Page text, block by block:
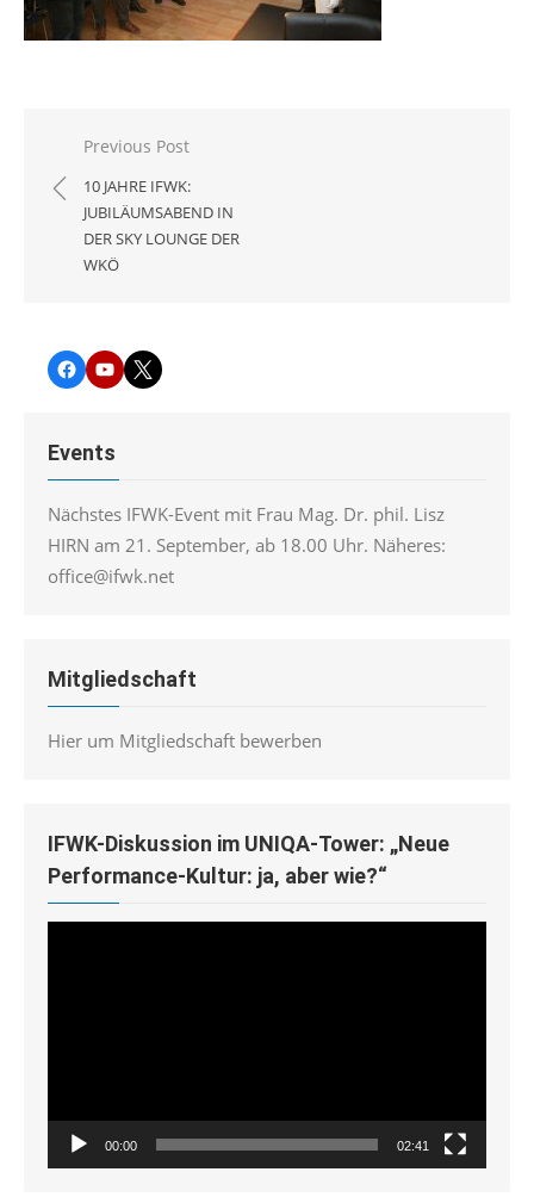
Beitragsnavigation
Previous Post
10 JAHRE IFWK:
JUBILÄUMSABEND IN
DER SKY LOUNGE DER
WKÖ
Facebook
YouTubeTwitter
Events
Nächstes IFWK-Event mit Frau Mag. Dr. phil. Lisz
HIRN am 21. September, ab 18.00 Uhr. Näheres:
office@ifwk.net
Mitgliedschaft
Hier um Mitgliedschaft bewerben
IFWK-Diskussion im UNIQA-Tower: „Neue
Performance-Kultur: ja, aber wie?“
00:00 02:41